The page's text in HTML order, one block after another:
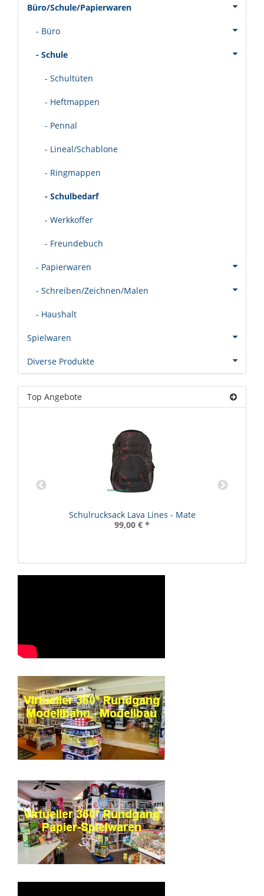
Büro/Schule/Papierwaren
- Büro
- Schule
- Schultüten
- Heftmappen
- Pennal
- Lineal/Schablone
- Ringmappen
- Schulbedarf
- Werkkoffer
- Freundebuch
- Papierwaren
- Schreiben/Zeichnen/Malen
- Haushalt
Spielwaren
Diverse Produkte
Top Angebote
Schulrucksack Lava Lines - Mate
99,00 € *